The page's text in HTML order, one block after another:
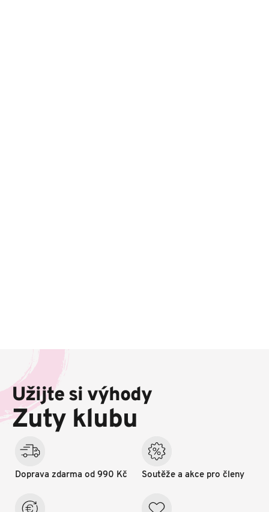
a
í
Užijte si výhody
Zuty klubu
Doprava zdarma od 990 Kč Soutěže a akce pro členy